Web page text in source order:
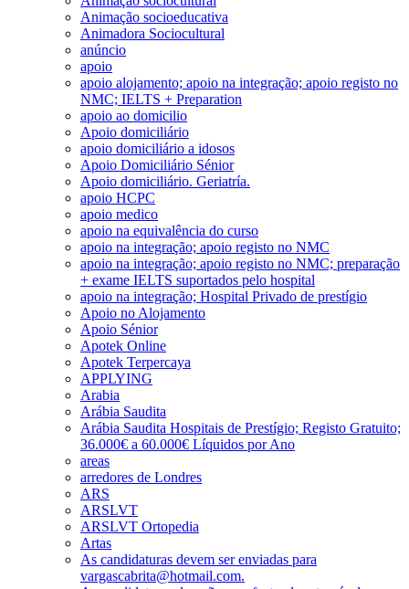
Animação socioeducativa
Animadora Sociocultural
anúncio
apoio
apoio alojamento; apoio na integração; apoio registo no
NMC; IELTS + Preparation
apoio ao domicilio
Apoio domiciliário
apoio domiciliário a idosos
Apoio Domiciliário Sénior
Apoio domiciliário. Geriatría.
apoio HCPC
apoio medico
apoio na equivalência do curso
apoio na integração; apoio registo no NMC
apoio na integração; apoio registo no NMC; preparação
+ exame IELTS suportados pelo hospital
apoio na integração; Hospital Privado de prestígio
Apoio no Alojamento
Apoio Sénior
Apotek Online
Apotek Terpercaya
APPLYING
Arabia
Arábia Saudita
Arábia Saudita Hospitais de Prestígio; Registo Gratuito;
36.000€ a 60.000€ Líquidos por Ano
areas
arredores de Londres
ARS
ARSLVT
ARSLVT Ortopedia
Artas
As candidaturas devem ser enviadas para
vargascabrita@hotmail.com.